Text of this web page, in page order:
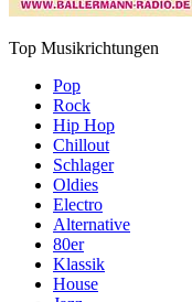
Top Musikrichtungen
Pop
Rock
Hip Hop
Chillout
Schlager
Oldies
Electro
Alternative
80er
Klassik
House